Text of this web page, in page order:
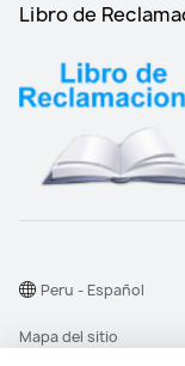
Libro de
Mapa del sitio
Peru - Español